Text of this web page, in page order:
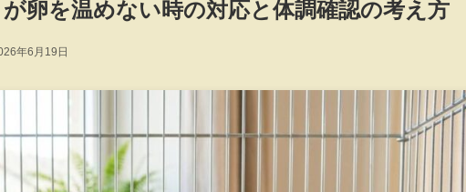
卵を温めない時の対応と体調確認の考え方
年6月19日